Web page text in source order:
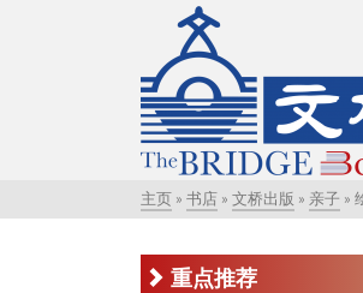
主页 » 书店 » 文桥出版 » 亲子 »
重点推荐